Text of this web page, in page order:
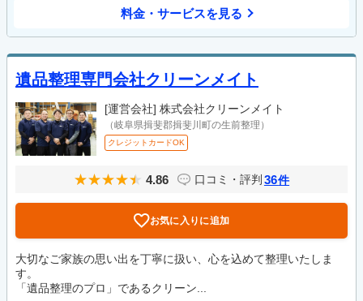
料金・サービスを見る
遺品整理専門会社クリーンメイト
[運営会社] 株式会社クリーンメイト
（岐阜県揖斐郡揖斐川町の生前整理）
クレジットカードOK
4.86 口コミ・評判 36件
お気に入りに追加
大切なご家族の思い出を丁寧に扱い、心を込めて整理いたしま
す。
「遺品整理のプロ」であるクリーン...